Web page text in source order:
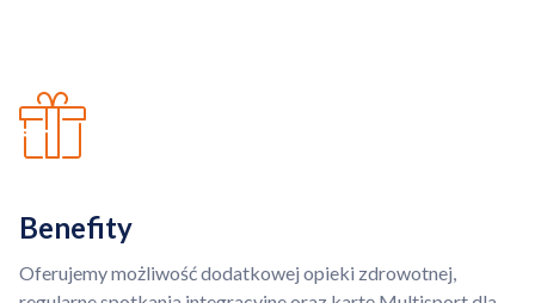
Benefity
Oferujemy możliwość dodatkowej opieki zdrowotnej,